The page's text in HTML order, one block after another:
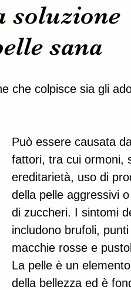
soluzione
sana
che colpisce sia gli
Può essere causata
fattori, tra cui ormoni,
ereditarietà, uso di
della pelle aggressivi
di zuccheri. I sintomi
includono brufoli,
macchie rosse e
La pelle è un
della bellezza ed è